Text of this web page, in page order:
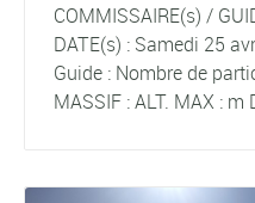
COMMISSAIRE(s) /
DATE(s) : Samedi 25
Guide : Nombre de
MASSIF : ALT. MAX : m